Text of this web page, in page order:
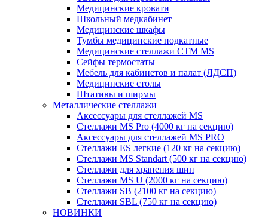
Медицинские кровати
Школьный медкабинет
Медицинские шкафы
Тумбы медицинские подкатные
Медицинские стеллажи CTM MS
Сейфы термостаты
Мебель для кабинетов и палат (ЛДСП)
Медицинские столы
Штативы и ширмы
Металлические стеллажи
Аксессуары для стеллажей MS
Стеллажи MS Pro (4000 кг на секцию)
Аксессуары для стеллажей MS PRO
Стеллажи ES легкие (120 кг на секцию)
Стеллажи MS Standart (500 кг на секцию)
Стеллажи для хранения шин
Стеллажи MS U (2000 кг на секцию)
Стеллажи SB (2100 кг на секцию)
Стеллажи SBL (750 кг на секцию)
НОВИНКИ